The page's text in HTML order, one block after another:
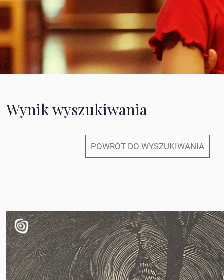
Wynik wyszukiwania
POWRÓT DO WYSZUKIWANIA